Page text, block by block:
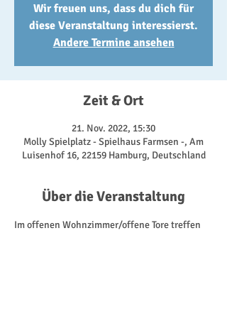
Wir freuen uns, dass du dich für
diese Veranstaltung interessierst.
Andere Termine ansehen
Zeit & Ort
21. Nov. 2022, 15:30
Molly Spielplatz - Spielhaus Farmsen -, Am
Luisenhof 16, 22159 Hamburg, Deutschland
Über die Veranstaltung
Im offenen Wohnzimmer/offene Tore treffen